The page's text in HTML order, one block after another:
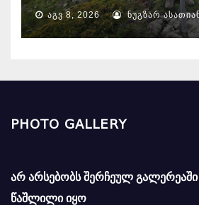
ᲐᲒᲕ 8, 2026 ᲜᲣᲒᲖᲐᲠ
PHOTO GALLERY
არ არსებობს შერჩეულ
წაშლილი იყო